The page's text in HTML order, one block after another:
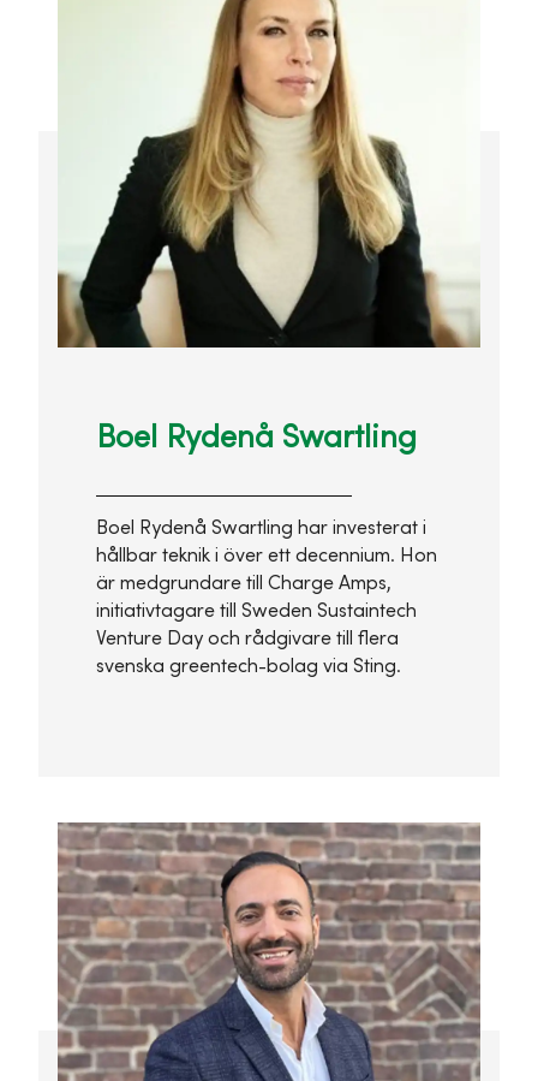
Boel Rydenå Swartling
Boel Rydenå Swartling har investerat i
hållbar teknik i över ett decennium. Hon
är medgrundare till Charge Amps,
initiativtagare till Sweden Sustaintech
Venture Day och rådgivare till flera
svenska greentech-bolag via Sting.